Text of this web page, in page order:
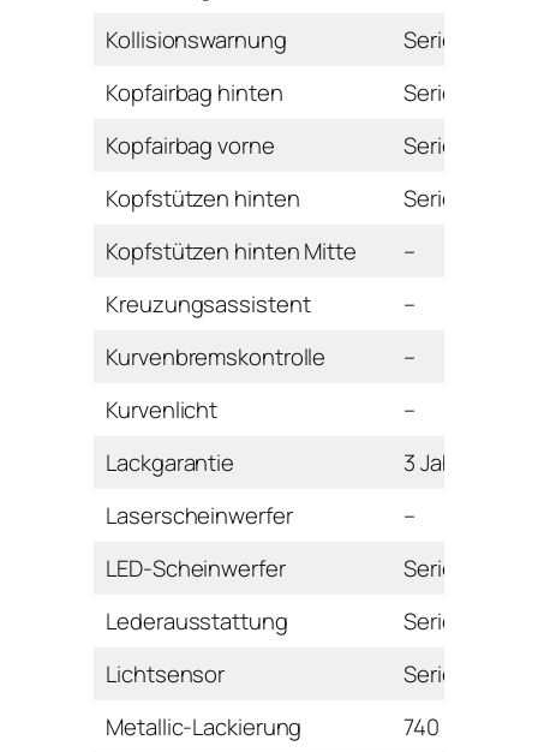
Kollisionswarnung
Serie
Kopfairbag hinten
Serie
Kopfairbag vorne
Serie
Kopfstützen hinten
Serie
Kopfstützen hinten Mitte
–
Kreuzungsassistent
–
Kurvenbremskontrolle
–
Kurvenlicht
–
Lackgarantie
3 Jahre
Laserscheinwerfer
–
LED-Scheinwerfer
Serie
Lederausstattung
Serie
Lichtsensor
Serie
Metallic-Lackierung
740 Euro